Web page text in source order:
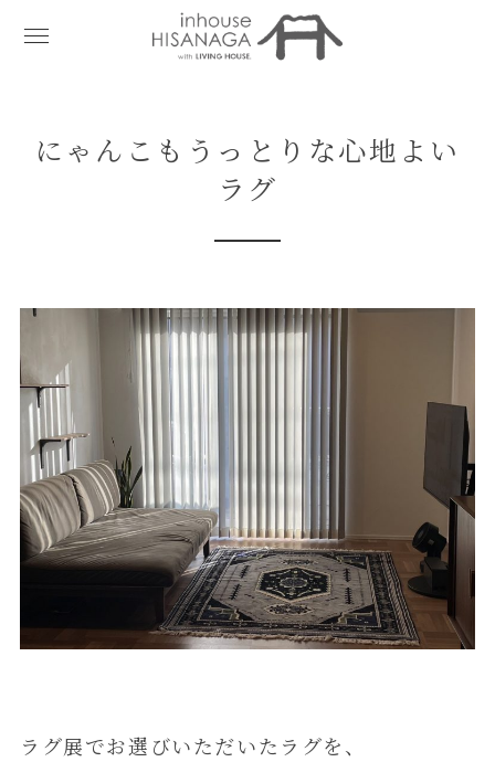
にゃんこもうっとりな心地よい
ラグ
ラグ展でお選びいただいたラグを、